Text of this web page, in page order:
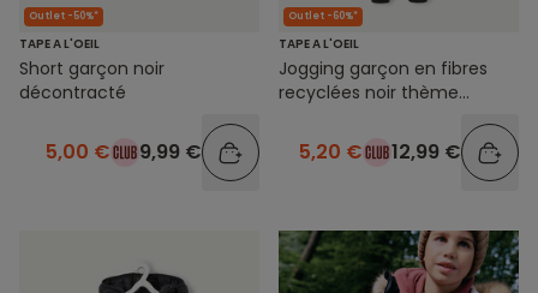
Outlet -50%*
TAPE A L'OEIL
Short garçon noir
décontracté
5,00 € 9,99 €
Outlet -60%*
TAPE A L'OEIL
Jogging garçon en fibres
recyclées noir thème
5,20 € 12,99 €